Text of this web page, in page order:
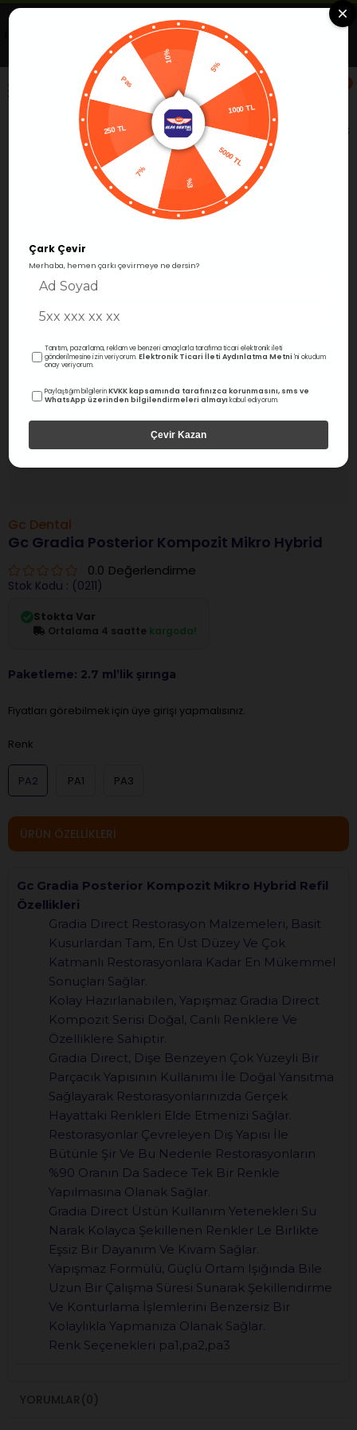
0
Restoratif Kompozit Dolgular Posterior
Gc Dental
Gc Gradia Posterior Kompozit Mikro Hybrid
0.0 Değerlendirme
Stok Kodu (0211)
Stokta Var
Ortalama 4 saatte kargoda!
Paketleme: 2.7 ml’lik şırınga
Fiyatları görebilmek için üye girişi yapmalısınız.
Renk
PA2 PA1 PA3
ÜRÜN ÖZELLIKLERI
Gc Gradia Posterior Kompozit Mikro Hybrid Refil
Özellikleri
Gradia Direct Restorasyon Malzemeleri, Basit
Kusurlardan Tam, En Üst Düzey Ve Çok
Katmanlı Restorasyonlara Kadar En Mükemmel
Sonuçları Sağlar.
Kolay Hazırlanabilen, Yapışmaz Gradia Direct
Kompozit Serisi Doğal, Canlı Renklere Ve
Özelliklere Sahiptir.
Gradia Direct, Dişe Benzeyen Çok Yüzeyli Bir
Parçacık Yapısının Kullanımı İle Doğal Yansıtma
Sağlayarak Restorasyonlarınızda Gerçek
Hayattaki Renkleri Elde Etmenizi Sağlar.
Restorasyonlar Çevreleyen Diş Yapısı İle
Bütünle Şir Ve Bu Nedenle Restorasyonların
%90 Oranın Da Sadece Tek Bir Renkle
Yapılmasına Olanak Sağlar.
Gradia Direct Üstün Kullanım Yetenekleri Su
Narak Kolayca Şekillenen Renkler Le Birlikte
Eşsiz Bir Dayanım Ve Kıvam Sağlar.
Yapışmaz Formülü, Güçlü Ortam Işığında Bile
Uzun Bir Çalışma Süresi Sunarak Şekillendirme
Ve Konturlama İşlemlerini Benzersiz Bir
Kolaylıkla Yapmanıza Olanak Sağlar.
Renk Seçenekleri pa1,pa2,pa3
YORUMLAR (0)
Uygulamada Aç
Alfa Group Dental
Ücretsiz -Google Play'de
5%
5000 TL
Pas
Çark Çevir
Merhaba, hemen çarkı çevirmeye ne dersin?
Tanıtım, pazarlama, reklam ve benzeri amaçlarla tarafıma ticari elektronik ileti
gönderilmesine izin veriyorum.Elektronik Ticari İleti Aydınlatma Metni 'ni okudum
onay veriyorum.
Paylaştığım bilgilerinKVKK kapsamında tarafınızca korunmasını, sms ve
WhatsApp üzerinden bilgilendirmeleri almayı kabul ediyorum.
Çevir Kazan